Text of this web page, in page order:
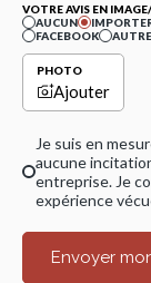
VOTRE AVIS EN
AUCUN
FACEBOOK
PHOTO
Ajouter
Je suis en
aucune
entreprise. Je
expérience
Envoyer